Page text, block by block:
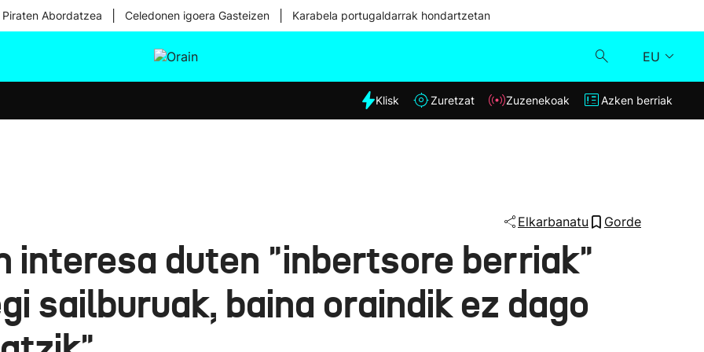
Abordatzea Celedonen igoera Gasteizen Karabela portugaldarrak hondartzetan
EU
Eguraldia
Klisk
Klisk Zuretzat Zuzenekoak Azken berriak
Elkarbanatu Gorde
interesa duten "inbertsore berriak"
sailburuak, baina oraindik ez dago